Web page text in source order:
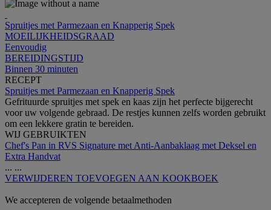
Spruitjes met Parmezaan en Knapperig Spek
MOEILIJKHEIDSGRAAD
Eenvoudig
BEREIDINGSTIJD
Binnen 30 minuten
RECEPT
Spruitjes met Parmezaan en Knapperig Spek
Gefrituurde spruitjes met spek en kaas zijn het perfecte bijgerecht
voor uw volgende gebraad. De restjes kunnen zelfs worden gebruikt
om een lekkere gratin te bereiden.
WIJ GEBRUIKTEN
Chef's Pan in RVS Signature met Anti-Aanbaklaag met Deksel en
Extra Handvat
... ...
VERWIJDEREN TOEVOEGEN AAN KOOKBOEK
We accepteren de volgende betaalmethoden